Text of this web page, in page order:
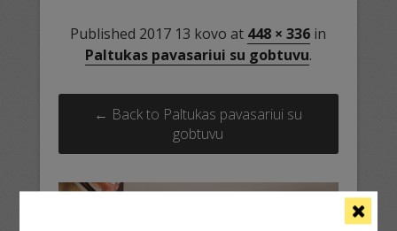
Published 2017 13 kovo at 448 × 336 in
Paltukas pavasariui su gobtuvu.
← Back to Paltukas pavasariui su
gobtuvu